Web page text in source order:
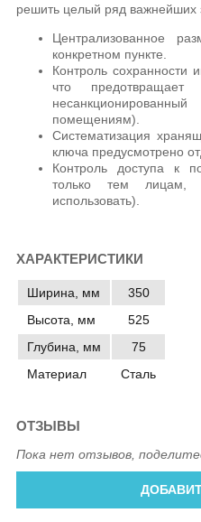
решить целый ряд важнейших
Централизованное
конкретном пункте.
Контроль сохранности
что
помещениям).
Систематизация
ключа предусмотрено
Контроль доступа к
только тем лицам,
использовать).
ХАРАКТЕРИСТИКИ
Ширина, мм
350
Высота, мм
525
Глубина, мм
75
Материал
Сталь
ОТЗЫВЫ
Пока нет отзывов,